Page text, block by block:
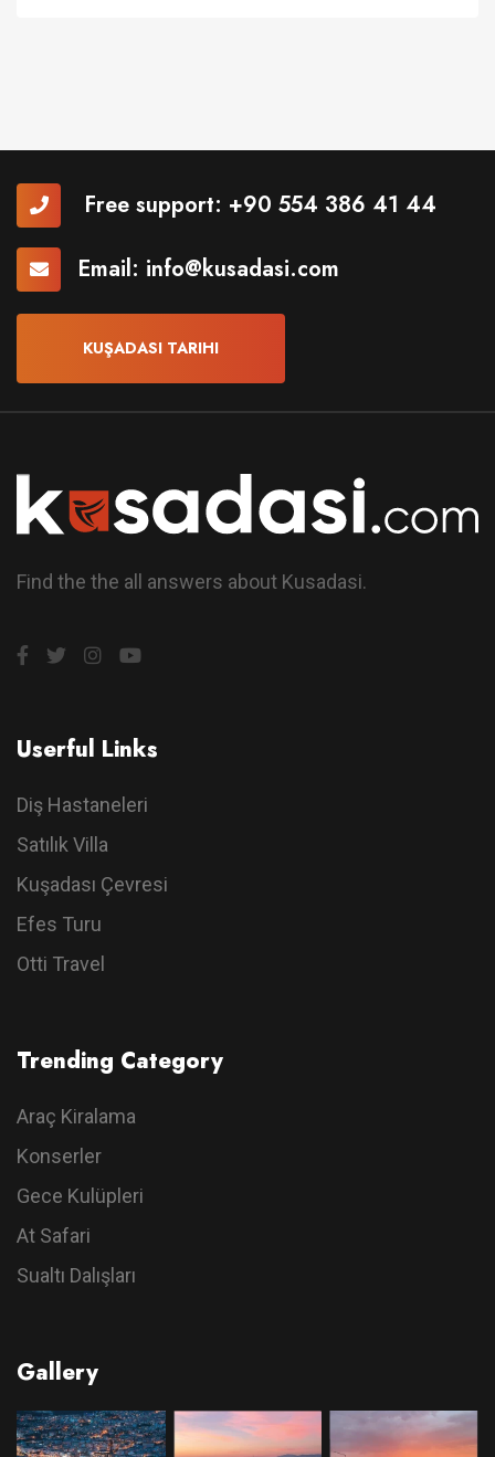
Free support: +90 554 386 41 44
Email: info@kusadasi.com
KUŞADASI TARIHI
Find the the all answers about Kusadasi.
Userful Links
Diş Hastaneleri
Satılık Villa
Kuşadası Çevresi
Efes Turu
Otti Travel
Trending Category
Araç Kiralama
Konserler
Gece Kulüpleri
At Safari
Sualtı Dalışları
Gallery